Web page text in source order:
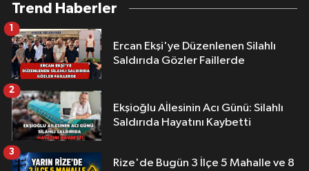
Trend Haberler
Ercan Ekşi'ye Düzenlenen Silahlı
Saldırıda Gözler Faillerde
1
Ekşioğlu Aİlesinin Acı Günü: Silahlı
Saldırıda Hayatını Kaybetti
2
Rize'de Bugün 3 İlçe 5 Mahalle ve 8
3